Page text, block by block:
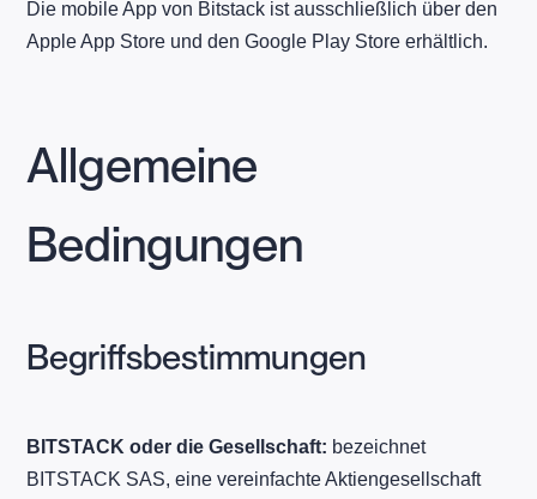
Die mobile App von Bitstack ist ausschließlich über den
Apple App Store und den Google Play Store erhältlich.
Allgemeine
Bedingungen
Begriffsbestimmungen
BITSTACK oder die Gesellschaft: bezeichnet
BITSTACK SAS, eine vereinfachte Aktiengesellschaft